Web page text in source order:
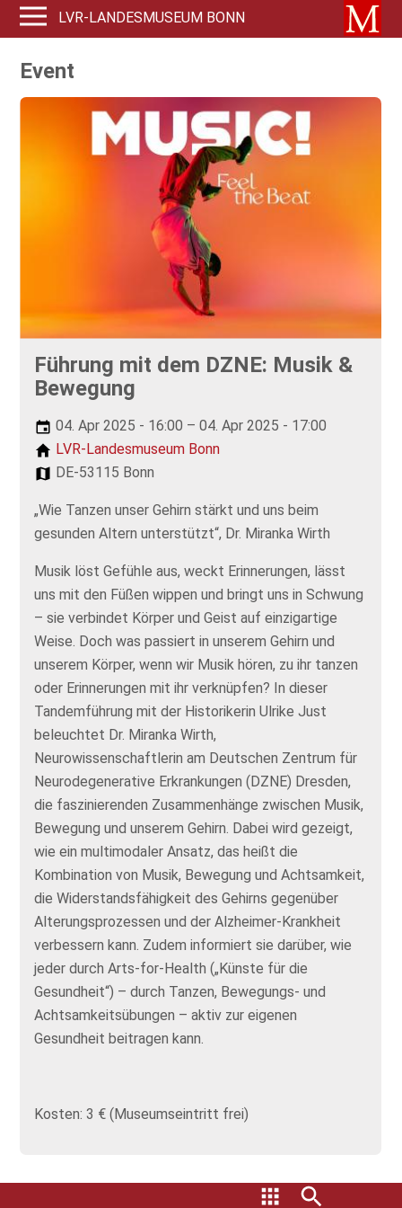
LVR-LANDESMUSEUM BONN
Event
Führung mit dem DZNE: Musik &
Bewegung
04. Apr 2025 - 16:00 – 04. Apr 2025 - 17:00
LVR-Landesmuseum Bonn
DE-53115 Bonn
„Wie Tanzen unser Gehirn stärkt und uns beim
gesunden Altern unterstützt“, Dr. Miranka Wirth
Musik löst Gefühle aus, weckt Erinnerungen, lässt
uns mit den Füßen wippen und bringt uns in Schwung
– sie verbindet Körper und Geist auf einzigartige
Weise. Doch was passiert in unserem Gehirn und
unserem Körper, wenn wir Musik hören, zu ihr tanzen
oder Erinnerungen mit ihr verknüpfen? In dieser
Tandemführung mit der Historikerin Ulrike Just
beleuchtet Dr. Miranka Wirth,
Neurowissenschaftlerin am Deutschen Zentrum für
Neurodegenerative Erkrankungen (DZNE) Dresden,
die faszinierenden Zusammenhänge zwischen Musik,
Bewegung und unserem Gehirn. Dabei wird gezeigt,
wie ein multimodaler Ansatz, das heißt die
Kombination von Musik, Bewegung und Achtsamkeit,
die Widerstandsfähigkeit des Gehirns gegenüber
Alterungsprozessen und der Alzheimer-Krankheit
verbessern kann. Zudem informiert sie darüber, wie
jeder durch Arts-for-Health („Künste für die
Gesundheit“) – durch Tanzen, Bewegungs- und
Achtsamkeitsübungen – aktiv zur eigenen
Gesundheit beitragen kann.
Kosten: 3 € (Museumseintritt frei)